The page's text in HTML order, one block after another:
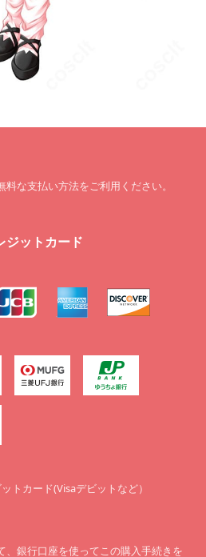
な支払い方法をご利用ください。
ジットカード
トカード(Visaデビットなど）
、銀行口座を使ってこの購入手続きを